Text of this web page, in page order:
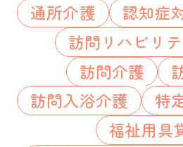
通所介護
認知症
訪問リハビリ
訪問介護
訪問入浴介護
特
福祉用具